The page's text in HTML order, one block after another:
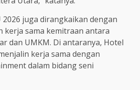
2026 juga dirangkaikan dengan
kerja sama kemitraan antara
dan UMKM. Di antaranya, Hotel
kerja sama dengan
dalam bidang seni